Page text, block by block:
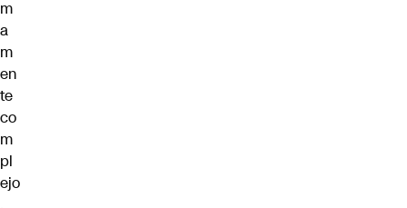
m
a
m
en
te
co
m
pl
ejo